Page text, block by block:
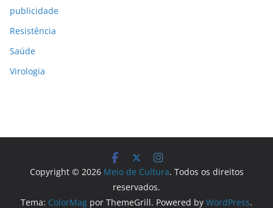
publicidade
Resistência
Saúde
Virologia
Copyright © 2026 Meio de Cultura. Todos os direitos
reservados.
Tema: ColorMag por ThemeGrill. Powered by WordPress.